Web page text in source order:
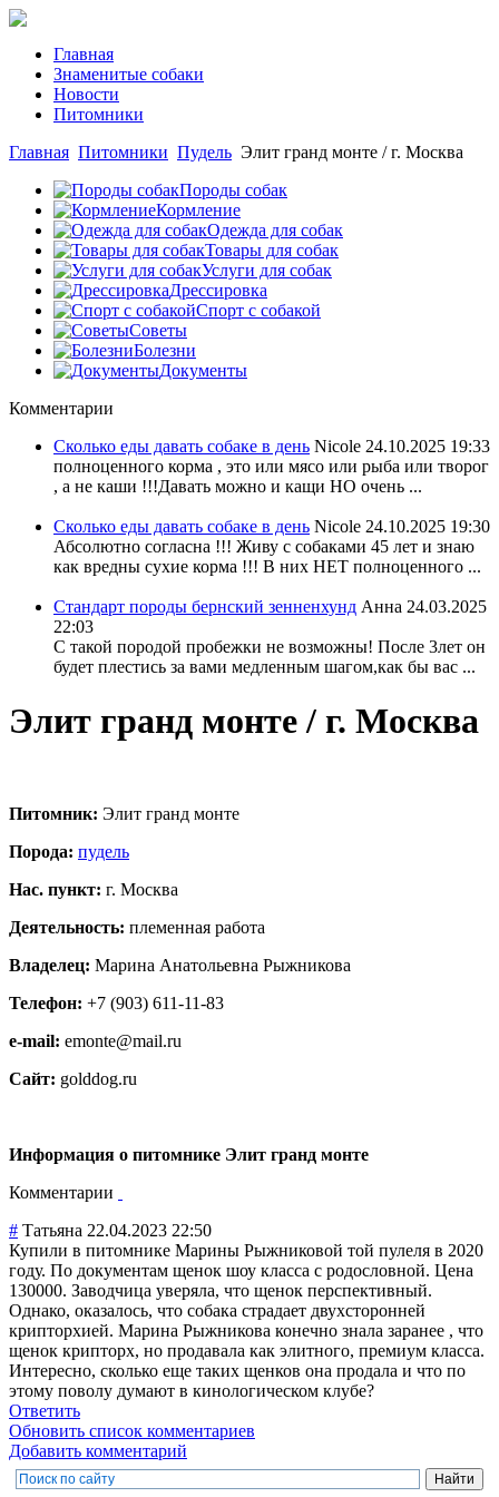
Главная
Знаменитые собаки
Новости
Питомники
Главная Питомники Пудель Элит гранд монте / г. Москва
Породы собак
Кормление
Одежда для собак
Товары для собак
Услуги для собак
Дрессировка
Спорт с собакой
Советы
Болезни
Документы
Комментарии
Сколько еды давать собаке в день Nicole 24.10.2025 19:33
полноценного корма , это или мясо или рыба или творог
, а не каши !!!Давать можно и кащи НО очень ...
Сколько еды давать собаке в день Nicole 24.10.2025 19:30
Абсолютно согласна !!! Живу с собаками 45 лет и знаю
как вредны сухие корма !!! В них НЕТ полноценного ...
Стандарт породы бернский зенненхунд Анна 24.03.2025
22:03
С такой породой пробежки не возможны! После 3лет он
будет плестись за вами медленным шагом,как бы вас ...
Элит гранд монте / г. Москва
Питомник: Элит гранд монте
Порода: пудель
Нас. пункт: г. Москва
Деятельность: племенная работа
Владелец: Марина Анатольевна Рыжникова
Телефон: +7 (903) 611-11-83
e-mail: emonte@mail.ru
Сайт: golddog.ru
Информация о питомнике Элит гранд монте
Комментарии
# Татьяна 22.04.2023 22:50
Купили в питомнике Марины Рыжниковой той пулеля в 2020
году. По документам щенок шоу класса с родословной. Цена
130000. Заводчица уверяла, что щенок перспективный.
Однако, оказалось, что собака страдает двухсторонней
крипторхией. Марина Рыжникова конечно знала заранее , что
щенок крипторх, но продавала как элитного, премиум класса.
Интересно, сколько еще таких щенков она продала и что по
этому поволу думают в кинологическом клубе?
Ответить
Обновить список комментариев
Добавить комментарий